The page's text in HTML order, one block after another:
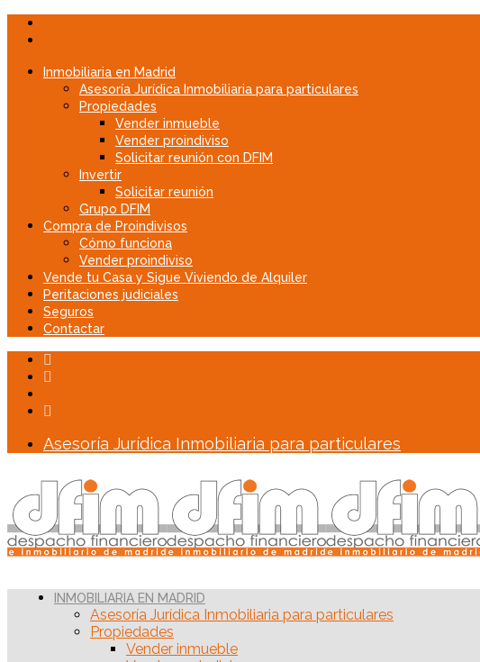
Inmobiliaria en Madrid
Asesoría Jurídica Inmobiliaria para particulares
Propiedades
Vender inmueble
Vender proindiviso
Solicitar reunión con DFIM
Invertir
Solicitar reunión
Grupo DFIM
Compra de Proindivisos
Cómo funciona
Vender proindiviso
Vende tu Casa y Sigue Viviendo de Alquiler
Peritaciones judiciales
Seguros
Contactar
Asesoría Jurídica Inmobiliaria para particulares
INMOBILIARIA EN MADRID
Asesoría Jurídica Inmobiliaria para particulares
Propiedades
Vender inmueble